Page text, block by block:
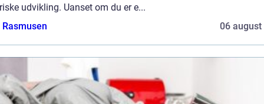
udvikling. Uanset om du er e...
06 august